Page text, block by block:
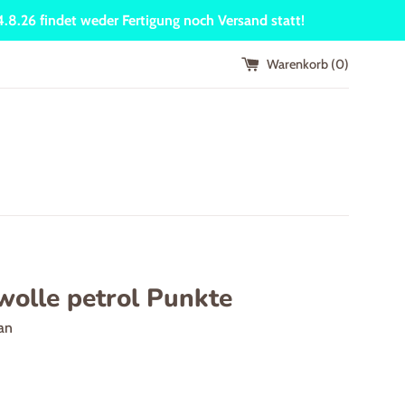
findet weder Fertigung noch Versand statt!
Warenkorb (0)
petrol Punkte